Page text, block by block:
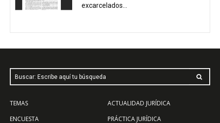
excarcelados...
Buscar: Escribe aquí tu búsqueda
TEMAS
ENCUESTA
ACTUALIDAD JURÍDICA
PRÁCTICA JURÍDICA